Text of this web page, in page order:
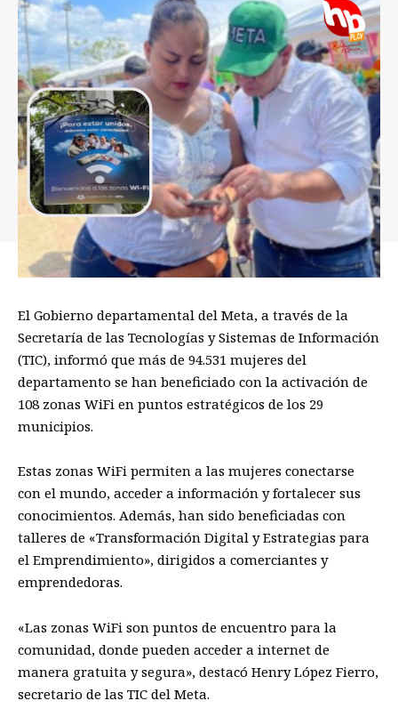
El Gobierno departamental del Meta, a través de la
Secretaría de las Tecnologías y Sistemas de Información
(TIC), informó que más de 94.531 mujeres del
departamento se han beneficiado con la activación de
108 zonas WiFi en puntos estratégicos de los 29
municipios.
Estas zonas WiFi permiten a las mujeres conectarse
con el mundo, acceder a información y fortalecer sus
conocimientos. Además, han sido beneficiadas con
talleres de «Transformación Digital y Estrategias para
el Emprendimiento», dirigidos a comerciantes y
emprendedoras.
«Las zonas WiFi son puntos de encuentro para la
comunidad, donde pueden acceder a internet de
manera gratuita y segura», destacó Henry López Fierro,
secretario de las TIC del Meta.